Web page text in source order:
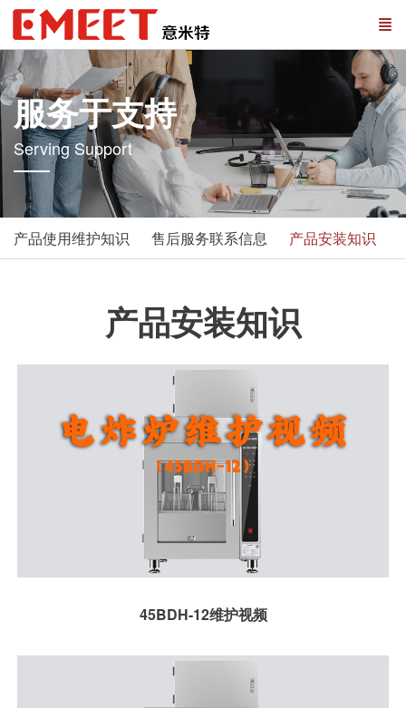
服务于支持
Serving Support
产品使用维护知识 售后服务联系信息 产品安装知识
产品安装知识
45BDH-12维护视频